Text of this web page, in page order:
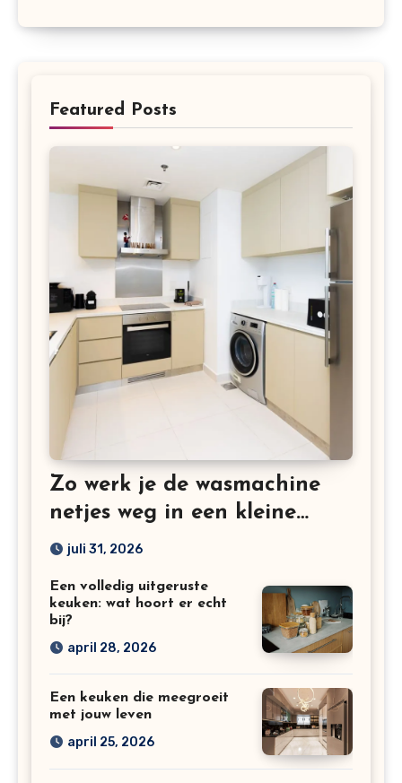
Featured Posts
Zo werk je de wasmachine
netjes weg in een kleine
keuken
juli 31, 2026
Een volledig uitgeruste
keuken: wat hoort er echt
bij?
april 28, 2026
Een keuken die meegroeit
met jouw leven
april 25, 2026